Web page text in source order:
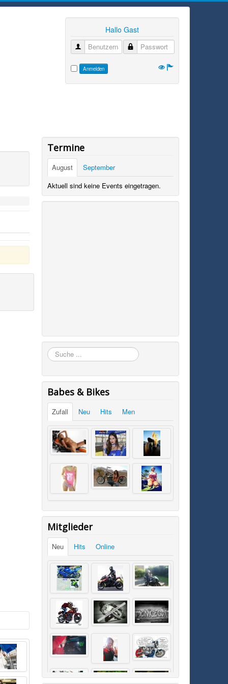
Hallo Gast
Benutzername
Passwort
Anmelden
Termine
August
September
Aktuell sind keine Events eingetragen.
Suchen
Babes & Bikes
Zufall Neu Hits Men
Mitglieder
Neu Hits Online